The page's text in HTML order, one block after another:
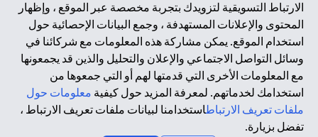
الارتباط التسويقية لتزويدك بتجربة مخصصة عبر الموقع ، وإظهار
المحتوى والإعلانات المستهدفة ، وجمع البيانات الإحصائية حول
استخدام الموقع. يمكن مشاركة هذه المعلومات مع شركائنا في
وسائل التواصل الاجتماعي والإعلان والتحليل والذين قد يجمعونها
مع المعلومات الأخرى التي قدمتها لهم أو التي جمعوها من
استخدامك لخدماتهم. لمعرفة المزيد حول كيفية معلومات حول
ملفات تعريف الارتباطاستخدامنا لبيانات ملفات تعريف الارتباط ،
تفضل بزيارة.
العامة \ قانون خصوصية نيوزيلندا). المحتوى الموجود في هذه
الصفحة ليس ولا ينبغي تفسيره على أنه عرض أو دعوة أو دعوة
لشراء أو بيع أي من المنتجات والخدمات المذكورة هنا لمثل هؤلاء
الأفراد.
*GDPR – اللائحة العامة لحماية البيانات؛ * LGPD – Lei Geral de
Proteção de Dados Pessoais ; *NZPA – قانون الخصوصية
النيوزيلندي